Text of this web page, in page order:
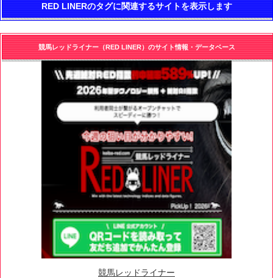
RED LINERのタグに関連するサイトを表示します
競馬レッドライナー（RED LINER）のサイト情報・データベース
競馬レッドライナー